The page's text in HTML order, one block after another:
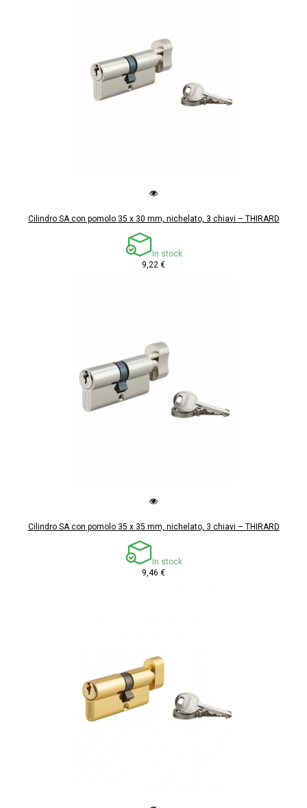
Cilindro SA con pomolo 35 x 30 mm, nichelato, 3 chiavi – THIRARD
In stock
9,22 €
Cilindro SA con pomolo 35 x 35 mm, nichelato, 3 chiavi – THIRARD
In stock
9,46 €